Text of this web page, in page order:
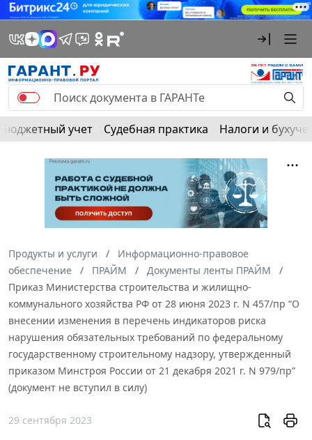
Бюджетный учет Судебная практика Налоги и
Продукты и услуги
Информационно-правовое
обеспечение
ПРАЙМ
Документы ленты ПРАЙМ
Приказ Министерства строительства и жилищно-
коммунального хозяйства РФ от 28 июня 2023 г. N 457/пр “О
внесении изменения в перечень индикаторов риска
нарушения обязательных требований по федеральному
государственному строительному надзору, утвержденный
приказом Минстроя России от 21 декабря 2021 г. N 979/пр”
(документ не вступил в силу)
29 сентября 2023